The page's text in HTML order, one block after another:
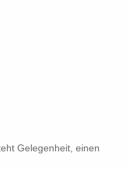
Gelegenheit, einen